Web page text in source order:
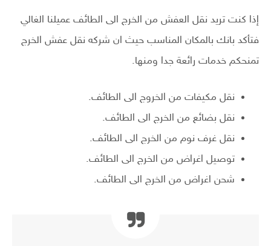
إذا كنت تريد نقل العفش من الخرج الى الطائف عميلنا الغالي
فتأكد بانك بالمكان المناسب حيث ان شركه نقل عفش الخرج
تمنحكم خدمات رائعة جدا ومنها.
نقل مكيفات من الخروج الى الطائف.
نقل بضائع من الخرج الى الطائف.
نقل غرف نوم من الخرج الى الطائف.
توصيل اغراض من الخرج الى الطائف.
شحن اغراض من الخرج الى الطائف.